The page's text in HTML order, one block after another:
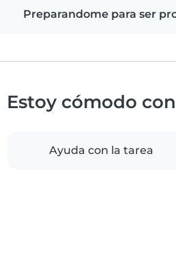
Preparandome para ser
Estoy cómodo con
Ayuda con la tarea